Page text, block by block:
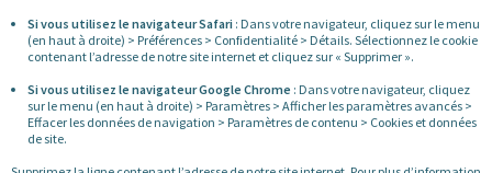
Si vous utilisez le navigateur Safari : Dans votre navigateur, cliquez sur le menu
(en haut à droite) > Préférences > Confidentialité > Détails. Sélectionnez le cookie
contenant l’adresse de notre site internet et cliquez sur « Supprimer ».
Si vous utilisez le navigateur Google Chrome : Dans votre navigateur, cliquez
sur le menu (en haut à droite) > Paramètres > Afficher les paramètres avancés >
Effacer les données de navigation > Paramètres de contenu > Cookies et données
de site.